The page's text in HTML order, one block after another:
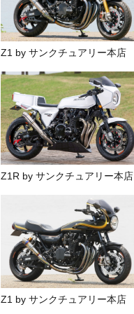
Z1 by サンクチュアリー本店
Z1R by サンクチュアリー本店
Z1 by サンクチュアリー本店